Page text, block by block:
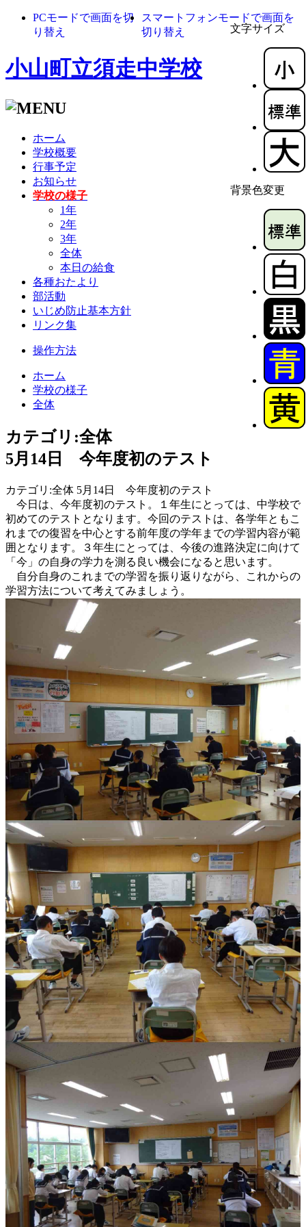
文字サイズ
背景色変更
PCモードで画面を切
り替え
スマートフォンモードで画面を
切り替え
小山町立須走中学校
ホーム
学校概要
行事予定
お知らせ
学校の様子
1年
2年
3年
全体
本日の給食
各種おたより
部活動
いじめ防止基本方針
リンク集
操作方法
ホーム
学校の様子
全体
カテゴリ:全体
5月14日 今年度初のテスト
カテゴリ:全体 5月14日 今年度初のテスト
今日は、今年度初のテスト。１年生にとっては、中学校で
初めてのテストとなります。今回のテストは、各学年ともこ
れまでの復習を中心とする前年度の学年までの学習内容が範
囲となります。３年生にとっては、今後の進路決定に向けて
「今」の自身の学力を測る良い機会になると思います。
自分自身のこれまでの学習を振り返りながら、これからの
学習方法について考えてみましょう。